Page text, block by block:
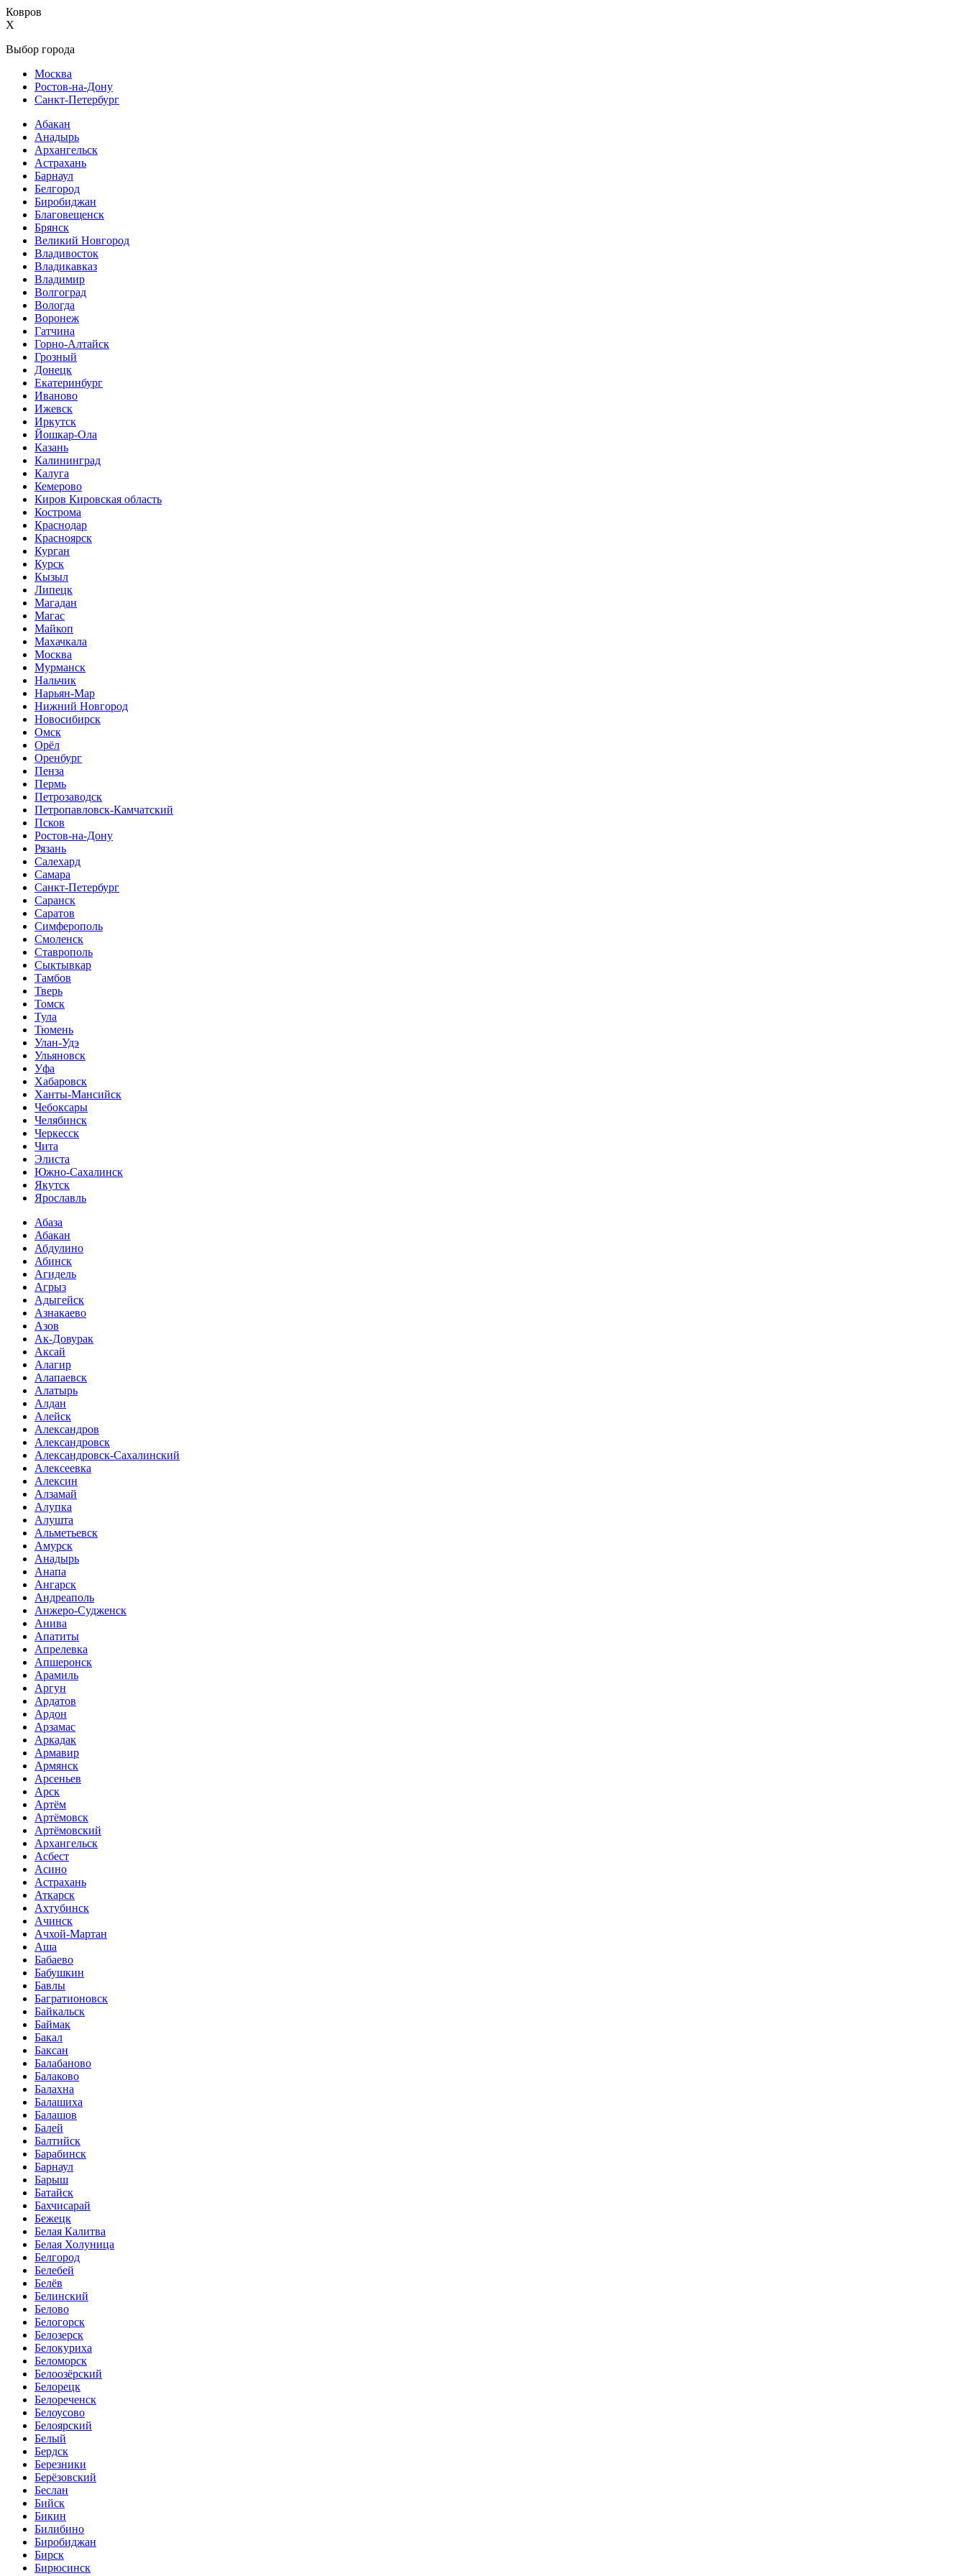
Ковров
X
Выбор города
Москва
Ростов-на-Дону
Санкт-Петербург
Абакан
Анадырь
Архангельск
Астрахань
Барнаул
Белгород
Биробиджан
Благовещенск
Брянск
Великий Новгород
Владивосток
Владикавказ
Владимир
Волгоград
Вологда
Воронеж
Гатчина
Горно-Алтайск
Грозный
Донецк
Екатеринбург
Иваново
Ижевск
Иркутск
Йошкар-Ола
Казань
Калининград
Калуга
Кемерово
Киров Кировская область
Кострома
Краснодар
Красноярск
Курган
Курск
Кызыл
Липецк
Магадан
Магас
Майкоп
Махачкала
Москва
Мурманск
Нальчик
Нарьян-Мар
Нижний Новгород
Новосибирск
Омск
Орёл
Оренбург
Пенза
Пермь
Петрозаводск
Петропавловск-Камчатский
Псков
Ростов-на-Дону
Рязань
Салехард
Самара
Санкт-Петербург
Саранск
Саратов
Симферополь
Смоленск
Ставрополь
Сыктывкар
Тамбов
Тверь
Томск
Тула
Тюмень
Улан-Удэ
Ульяновск
Уфа
Хабаровск
Ханты-Мансийск
Чебоксары
Челябинск
Черкесск
Чита
Элиста
Южно-Сахалинск
Якутск
Ярославль
Абаза
Абакан
Абдулино
Абинск
Агидель
Агрыз
Адыгейск
Азнакаево
Азов
Ак-Довурак
Аксай
Алагир
Алапаевск
Алатырь
Алдан
Алейск
Александров
Александровск
Александровск-Сахалинский
Алексеевка
Алексин
Алзамай
Алупка
Алушта
Альметьевск
Амурск
Анадырь
Анапа
Ангарск
Андреаполь
Анжеро-Судженск
Анива
Апатиты
Апрелевка
Апшеронск
Арамиль
Аргун
Ардатов
Ардон
Арзамас
Аркадак
Армавир
Армянск
Арсеньев
Арск
Артём
Артёмовск
Артёмовский
Архангельск
Асбест
Асино
Астрахань
Аткарск
Ахтубинск
Ачинск
Ачхой-Мартан
Аша
Бабаево
Бабушкин
Бавлы
Багратионовск
Байкальск
Баймак
Бакал
Баксан
Балабаново
Балаково
Балахна
Балашиха
Балашов
Балей
Балтийск
Барабинск
Барнаул
Барыш
Батайск
Бахчисарай
Бежецк
Белая Калитва
Белая Холуница
Белгород
Белебей
Белёв
Белинский
Белово
Белогорск
Белозерск
Белокуриха
Беломорск
Белоозёрский
Белорецк
Белореченск
Белоусово
Белоярский
Белый
Бердск
Березники
Берёзовский
Беслан
Бийск
Бикин
Билибино
Биробиджан
Бирск
Бирюсинск